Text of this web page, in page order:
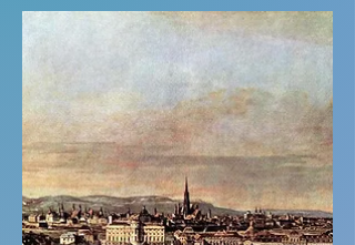
hombre sabe dónde yace un cadáver Y en
el campo, alguien sabe dónde yace otro
yace otro. Hasta que los miles sean
recordados en las mentes de los hombres
que nunca hablarán y morirán